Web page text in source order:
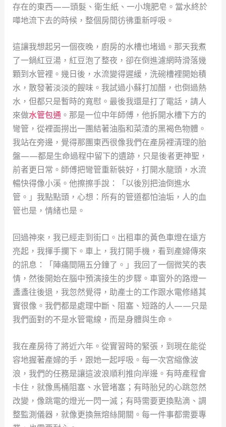
存在的東西——頭髮、衛生紙、一小塊肥皂。當水終於
嘩地流下去的時候，整個房間彷彿重新呼吸。
這讓我想起另一個夜晚，廚房的水槽也堵過。那天我煮
了一鍋紅豆湯，紅豆泡了整夜，卻在倒進濾網時滑落幾
顆到水管裡。幾日後，水流變得遲緩，洗碗槽裡開始積
水，散發著淡淡的餿味。我試過小蘇打加醋，也倒過熱
水，但都只是暫時的寬慰。最後我還是打了電話，請人
來做水管包通 。那是一位中年師傅，他拆開水槽下方的
彎管，從裡面撈出一團結著油脂和菜渣的黑褐色物體。
我站在旁邊，覺得那團東西很像我們在產房裡清理的胎
盤——都是生命過程中留下的遺跡，只是後者更神聖，
前者更日常。師傅把彎管重新裝好，打開水龍頭，水流
暢快得像小溪。他擦擦手說：「以後別把油倒進水
管。」我點點頭，心想：所有的管道都怕油垢，人的血
管也是，情緒也是。
回過神來，我已經走到街口。出租車的黃色車燈在遠方
亮起，我揮手攔下。車上，我打開手機，看到產婦傳來
的訊息：「陣痛間隔五分鐘了。」我回了一個微笑的表
情，然後開始在腦中預演接生的步驟。車窗外的路燈一
盞盞往後退，我忽然覺得，助產士的工作跟水電修繕其
實很像。我們都是處理中斷、阻塞、短路的人——只是
我們面對的不是水管電線，而是身體與生命。
我在產房待了將近六年。從實習時的緊張，到現在能從
容地握著產婦的手，跟她一起呼吸。每一次宮縮像波
浪，我們的任務是讓這波浪順利推向岸邊。有時產程會
卡住，就像馬桶阻塞、水管堵塞；有時胎兒的心跳忽然
改變，像跳電的燈光一閃一滅；有時需要更換點滴、調
整監測儀器，就像更換無熔絲開關。每一件事都需要專